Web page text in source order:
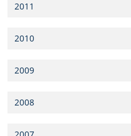
2011
2010
2009
2008